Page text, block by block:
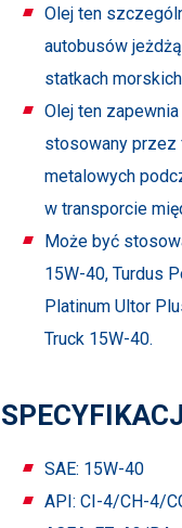
Olej ten
autobusów
statkach
Olej ten
stosowany przez
metalowych
w transporcie
Może być
15W-40, Turdus
Platinum Ultor
Truck 15W-40.
SAE: 15W-40
API: CI-4/CH-4/